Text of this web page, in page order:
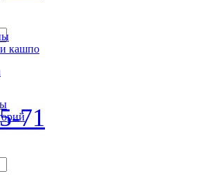
71
кашпо